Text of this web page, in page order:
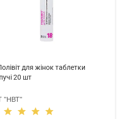
для жінок таблетки
20 шт
"НВТ"